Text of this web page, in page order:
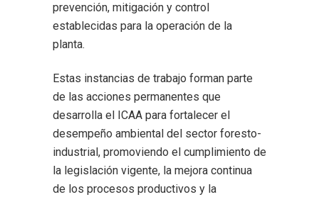
prevención, mitigación y control
establecidas para la operación de la
planta.
Estas instancias de trabajo forman parte
de las acciones permanentes que
desarrolla el ICAA para fortalecer el
desempeño ambiental del sector foresto-
industrial, promoviendo el cumplimiento de
la legislación vigente, la mejora continua
de los procesos productivos y la